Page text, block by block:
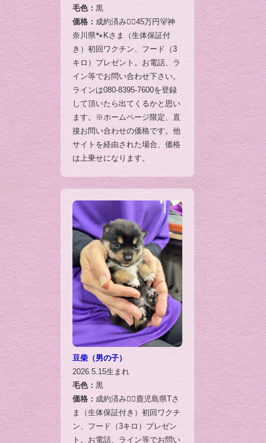
毛色： 黒
価格： 成約済み🙇‍♂️45万円🐻神
奈川県🐾Kさま（生体保証付
き）初回ワクチン、フード（3
キロ）プレゼント。お電話、ラ
イン等でお問い合わせ下さい。
ラインは080-8395-7600を登録
して頂いたら出てくるかと思い
ます。※ホームページ限定、直
接お問い合わせの価格です。他
サイトを経由された場合、価格
は上乗せになります。
豆柴（男の子）
2026.5.15生まれ
毛色： 黒
価格： 成約済み🙇‍♂️鹿児島県Tさ
ま（生体保証付き）初回ワクチ
ン、フード（3キロ）プレゼン
ト。お電話、ライン等でお問い